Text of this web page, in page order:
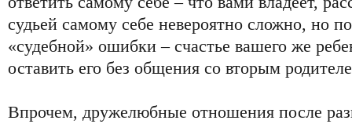
судьей самому себе невероятно сложно, но
«судебной» ошибки – счастье вашего же
оставить его без общения со вторым
Впрочем, дружелюбные отношения после